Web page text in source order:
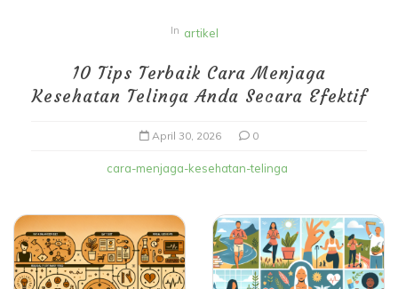
In artikel
10 Tips Terbaik Cara Menjaga
Kesehatan Telinga Anda Secara Efektif
April 30, 2026 0
cara-menjaga-kesehatan-telinga